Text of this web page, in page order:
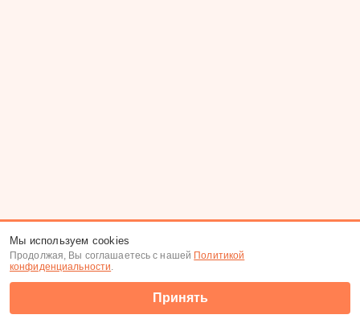
Мы используем cookies
Продолжая, Вы соглашаетесь с нашей Политикой
конфиденциальности.
Принять